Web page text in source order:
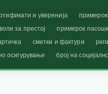
и уверенија
за престој примерок
сметки и фактури
осигурување број на